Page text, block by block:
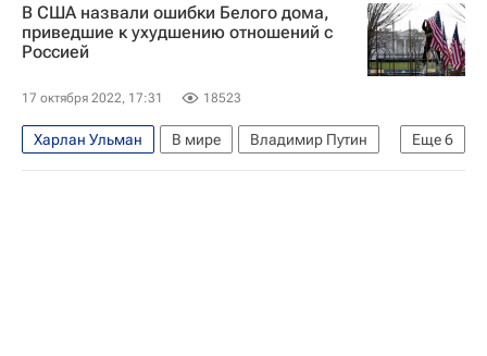
В США назвали ошибки Белого дома,
приведшие к ухудшению отношений с
Россией
17 октября 2022, 17:31 18523
Еще6
Харлан Ульман В мире
Владимир Путин
Россия
США НАТО
Ирак